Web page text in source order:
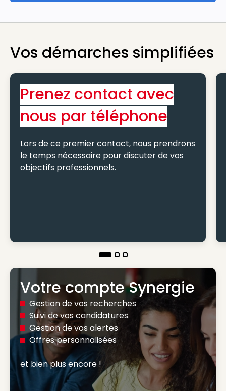
Vos démarches simplifiées
Prenez contact avec
nous par téléphone
Lors de ce premier contact, nous prendrons
le temps nécessaire pour discuter de vos
objectifs professionnels.
Votre compte Synergie
Gestion de vos recherches
Suivi de vos candidatures
Gestion de vos alertes
Offres personnalisées
et bien plus encore !